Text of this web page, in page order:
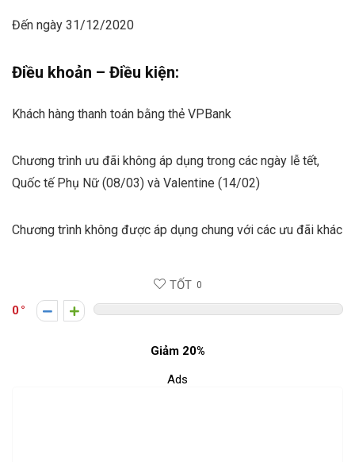
Đến ngày 31/12/2020
Điều khoản – Điều kiện:
Khách hàng thanh toán bằng thẻ VPBank
Chương trình ưu đãi không áp dụng trong các ngày lễ tết,
Quốc tế Phụ Nữ (08/03) và Valentine (14/02)
Chương trình không được áp dụng chung với các ưu đãi khác
TỐT 0
0
Giảm 20%
Ads